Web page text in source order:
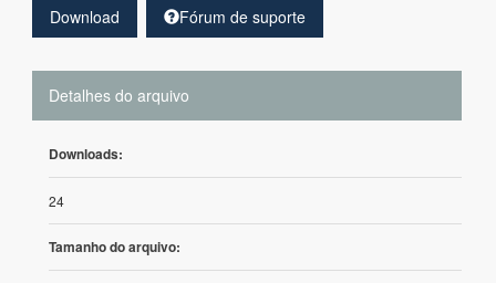
Download Fórum de suporte
Detalhes do arquivo
Downloads:
24
Tamanho do arquivo: